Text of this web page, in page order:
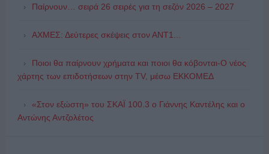
Παίρνουν… σειρά 26 σειρές για τη σεζόν 2026 – 2027
ΑΧΜΕΣ: Δεύτερες σκέψεις στον ΑΝΤ1...
Ποιοι θα παίρνουν χρήματα και ποιοι θα κόβονται-Ο νέος
χάρτης των επιδοτήσεων στην TV, μέσω ΕΚΚΟΜΕΔ
«Στον εξώστη» του ΣΚΑΪ 100.3 ο Γιάννης Καντέλης και ο
Αντώνης Αντζολέτος